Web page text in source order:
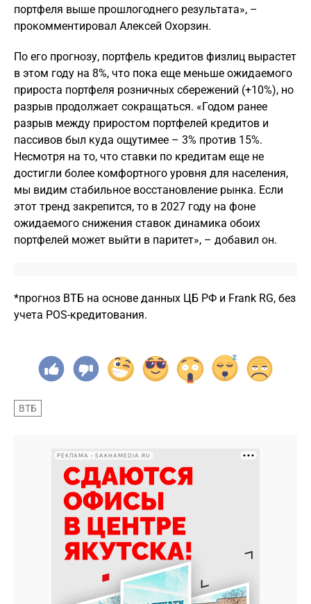
портфеля выше прошлогоднего результата», –
прокомментировал Алексей Охорзин.
По его прогнозу, портфель кредитов физлиц вырастет
в этом году на 8%, что пока еще меньше ожидаемого
прироста портфеля розничных сбережений (+10%), но
разрыв продолжает сокращаться. «Годом ранее
разрыв между приростом портфелей кредитов и
пассивов был куда ощутимее – 3% против 15%.
Несмотря на то, что ставки по кредитам еще не
достигли более комфортного уровня для населения,
мы видим стабильное восстановление рынка. Если
этот тренд закрепится, то в 2027 году на фоне
ожидаемого снижения ставок динамика обоих
портфелей может выйти в паритет», – добавил он.
*прогноз ВТБ на основе данных ЦБ РФ и Frank RG, без
учета POS-кредитования.
ВТБ
РЕКЛАМА • SAKHAMEDIA.RU